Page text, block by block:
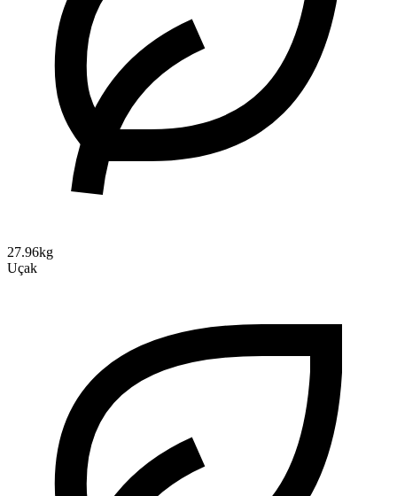
27.96kg
Uçak